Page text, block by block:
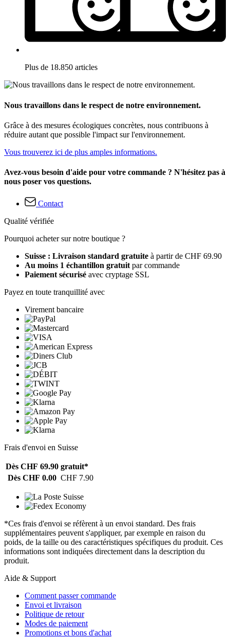
Plus de 18.850 articles
Nous travaillons dans le respect de notre environnement.
Grâce à des mesures écologiques concrètes, nous contribuons à
réduire autant que possible l'impact sur l'environnement.
Vous trouverez ici de plus amples informations.
Avez-vous besoin d'aide pour votre commande ? N'hésitez pas à
nous poser vos questions.
Contact
Qualité vérifiée
Pourquoi acheter sur notre boutique ?
Suisse : Livraison standard gratuite à partir de CHF 69.90
Au moins 1 échantillon gratuitpar commande
Paiement sécurisé avec cryptage SSL
Payez en toute tranquillité avec
Virement bancaire
Frais d'envoi en Suisse
Dès CHF 69.90 gratuit*
Dès CHF 0.00 CHF 7.90
*Ces frais d'envoi se réfèrent à un envoi standard. Des frais
supplémentaires peuvent s'appliquer, par exemple en raison du
poids, de la taille ou des caractéristiques spécifiques du produit. Ces
informations sont indiquées directement dans la description du
produit.
Aide & Support
Comment passer commande
Envoi et livraison
Politique de retour
Modes de paiement
Promotions et bons d'achat